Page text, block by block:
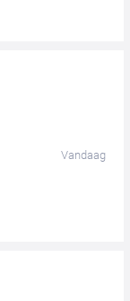
Vandaag